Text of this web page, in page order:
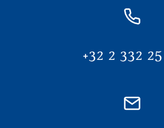
+32 2 332